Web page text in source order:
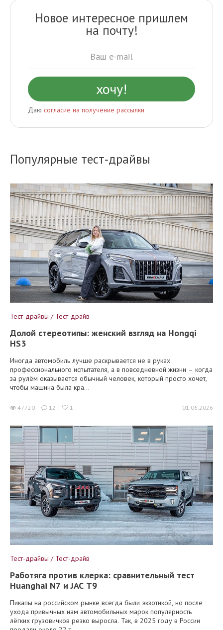
Новое интересное пришлем
на почту!
Даю согласие на получение рассылки
Популярные тест-драйвы
Тест-драйвы / Тест-драйв
Долой стереотипы: женский взгляд на Hongqi
HS3
Иногда автомобиль лучше раскрывается не в руках
профессионального испытателя, а в повседневной жизни – когда
за рулём оказывается обычный человек, который просто хочет,
чтобы машина была кра...
47720 12 1 01.06.2026
Тест-драйвы / Тест-драйв
Работяга против клерка: сравнительный тест
Huanghai N7 и JAC T9
Пикапы на российском рынке всегда были экзотикой, но после
ухода привычных нам автомобильных марок популярность
лёгких грузовичков резко выросла. Так, в 2025 году в России